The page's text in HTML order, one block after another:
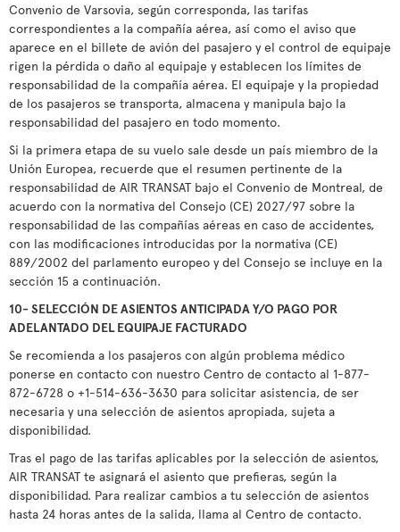
Convenio de Varsovia, según corresponda, las tarifas
correspondientes a la compañía aérea, así como el aviso que
aparece en el billete de avión del pasajero y el control de equipaje
rigen la pérdida o daño al equipaje y establecen los límites de
responsabilidad de la compañía aérea. El equipaje y la propiedad
de los pasajeros se transporta, almacena y manipula bajo la
responsabilidad del pasajero en todo momento.
Si la primera etapa de su vuelo sale desde un país miembro de la
Unión Europea, recuerde que el resumen pertinente de la
responsabilidad de AIR TRANSAT bajo el Convenio de Montreal, de
acuerdo con la normativa del Consejo (CE) 2027/97 sobre la
responsabilidad de las compañías aéreas en caso de accidentes,
con las modificaciones introducidas por la normativa (CE)
889/2002 del parlamento europeo y del Consejo se incluye en la
sección 15 a continuación.
10- SELECCIÓN DE ASIENTOS ANTICIPADA Y/O PAGO POR
ADELANTADO DEL EQUIPAJE FACTURADO
Se recomienda a los pasajeros con algún problema médico
ponerse en contacto con nuestro Centro de contacto al 1-877-
872-6728 o +1-514-636-3630 para solicitar asistencia, de ser
necesaria y una selección de asientos apropiada, sujeta a
disponibilidad.
Tras el pago de las tarifas aplicables por la selección de asientos,
AIR TRANSAT te asignará el asiento que prefieras, según la
disponibilidad. Para realizar cambios a tu selección de asientos
hasta 24 horas antes de la salida, llama al Centro de contacto.